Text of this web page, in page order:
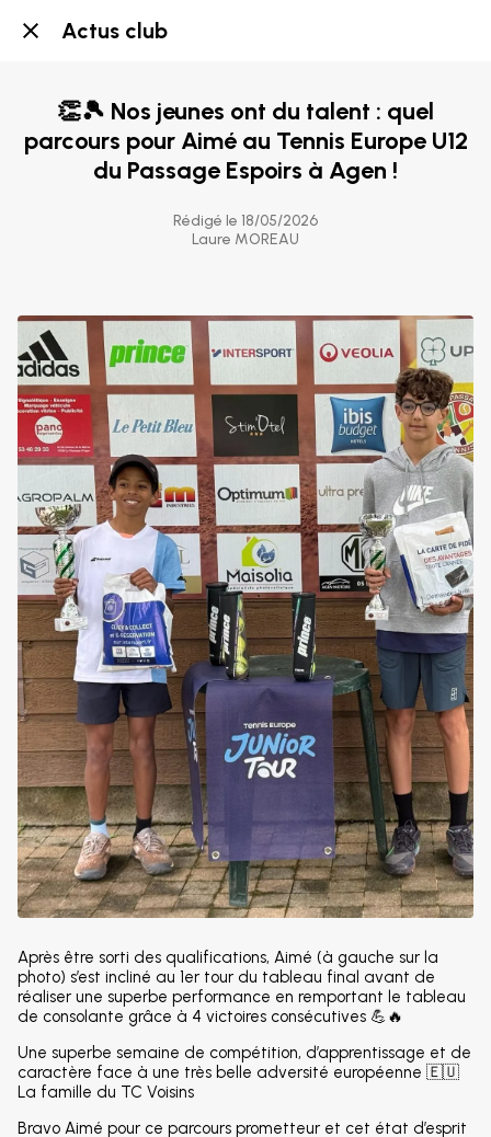
Actus club
👏🎾 Nos jeunes ont du talent : quel
parcours pour Aimé au Tennis Europe U12
du Passage Espoirs à Agen !
Rédigé le 18/05/2026
Laure MOREAU
Après être sorti des qualifications, Aimé (à gauche sur la
photo) s’est incliné au 1er tour du tableau final avant de
réaliser une superbe performance en remportant le tableau
de consolante grâce à 4 victoires consécutives 💪🔥
Une superbe semaine de compétition, d’apprentissage et de
caractère face à une très belle adversité européenne 🇪🇺
La famille du TC Voisins
Bravo Aimé pour ce parcours prometteur et cet état d’esprit